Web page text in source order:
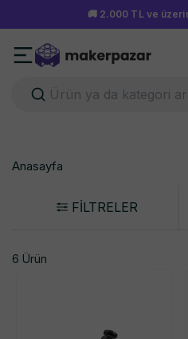
🚚 2.000 TL ve
Anasayfa
FİLTRELER
6 Ürün